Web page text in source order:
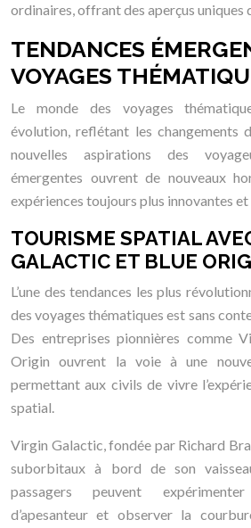
ordinaires, offrant des aperçus uniques
TENDANCES
VOYAGES
Le monde des voyages
évolution, reflétant les changements
nouvelles aspirations des
émergentes ouvrent de nouveaux
expériences toujours plus innovantes et
TOURISME SPATIAL
GALACTIC ET BLUE
L’une des tendances les plus
des voyages thématiques est sans
Des entreprises pionnières comme
Origin ouvrent la voie à une
permettant aux civils de vivre
spatial.
Virgin Galactic, fondée par Richard
suborbitaux à bord de son
passagers peuvent
d’apesanteur et observer la